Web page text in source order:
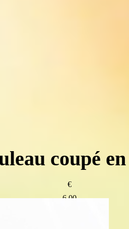
coupé
€
6.00